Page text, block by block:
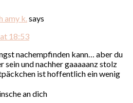
amy k. says
18:53
nachempfinden kann… aber du
sein und nachher gaaaaanz stolz
ist hoffentlich ein wenig
an dich